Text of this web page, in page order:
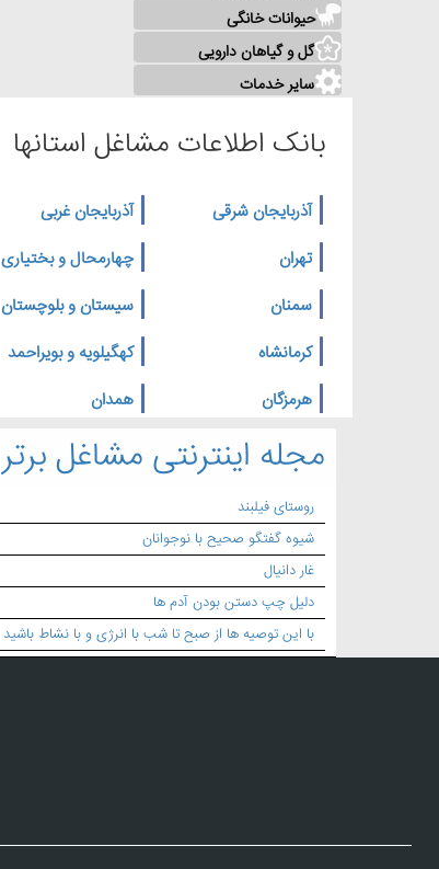
حیوانات خانگی
گل و گیاهان دارویی
سایر خدمات
بانک اطلاعات مشاغل استانها
آذربایجان شرقی آذربایجان غربی
تهران
چهارمحال و بختیاری
سمنان
سیستان و بلوچستان
کرمانشاه
کهگیلویه و بویراحمد
هرمزگان
همدان
مجله اینترنتی مشاغل برتر
روستای فیلبند
شیوه گفتگو صحیح با نوجوانان
غار دانیال
دلیل چپ دستن بودن آدم ها
با این توصیه ها از صبح تا شب با انرژی و با نشاط باشید